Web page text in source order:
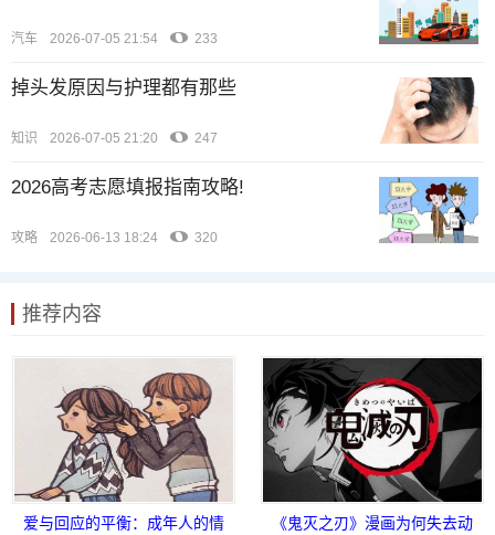
汽车 2026-07-05 21:54 233
掉头发原因与护理都有那些
知识 2026-07-05 21:20 247
2026高考志愿填报指南攻略!
攻略 2026-06-13 18:24 320
推荐内容
爱与回应的平衡：成年人的情
《鬼灭之刃》漫画为何失去动